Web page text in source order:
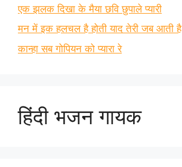
एक झलक दिखा के मैया छवि छुपाले प्यारी
मन में इक हलचल है होती याद तेरी जब आती है
कान्हा सब गोपियन को प्यारा रे
हिंदी भजन गायक